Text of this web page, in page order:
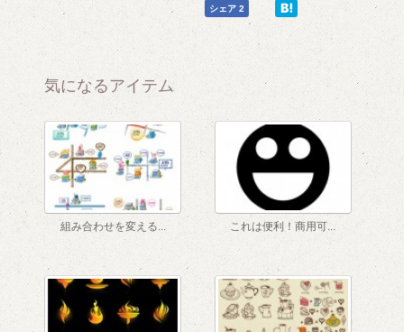
シェア 2
気になるアイテム
組み合わせを変える... これは便利！商用可...